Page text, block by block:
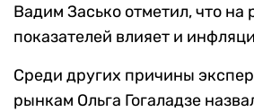
Вадим Засько отметил, что на
показателей влияет и
Среди других причины
рынкам Ольга Гогаладзе